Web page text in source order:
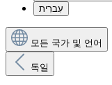
עִברִית
모든 국가 및 언어
독일